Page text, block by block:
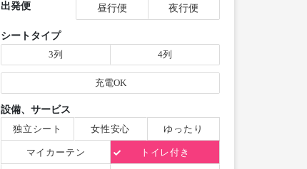
出発便 昼行便 夜行便
シートタイプ
3列
4列
充電OK
設備、サービス
独立シート
女性安心 ゆったり
マイカーテン トイレ付き